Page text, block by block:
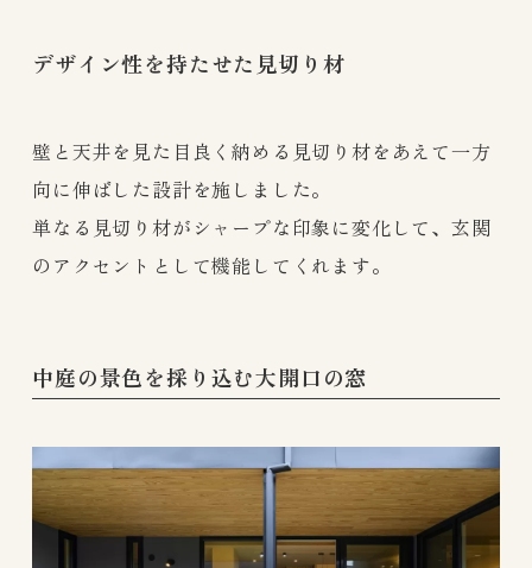
デザイン性を持たせた見切り材
壁と天井を見た目良く納める見切り材をあえて一方
向に伸ばした設計を施しました。
単なる見切り材がシャープな印象に変化して、玄関
のアクセントとして機能してくれます。
中庭の景色を採り込む大開口の窓